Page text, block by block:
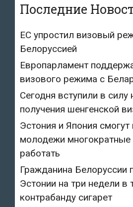
Последние
ЕС упростил визовый
Белоруссией
Европарламент
визового режима с
Сегодня вступили в
получения шенгенской
Эстония и Япония
молодежи
работать
Гражданина Белоруссии
Эстонии на три недели в
контрабанду сигарет